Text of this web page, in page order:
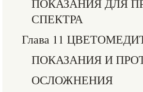
ПОКАЗАНИЯ ДЛЯ
СПЕКТРА
Глава 11
ПОКАЗАНИЯ И
ОСЛОЖНЕНИЯ